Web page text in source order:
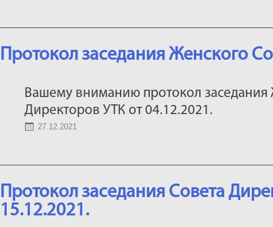
Протокол заседания Женского
Вашему вниманию протокол заседания
Директоров УТК от 04.12.2021.
27.12.2021
Протокол заседания Совета
15.12.2021.